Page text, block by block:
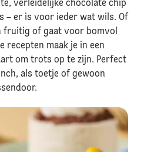
verleidelijke chocolate chip
– er is voor ieder wat wils. Of
fruitig of gaat voor bomvol
recepten maak je in een
om trots op te zijn. Perfect
als toetje of gewoon